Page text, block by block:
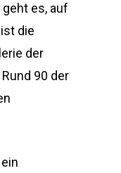
es, auf
die
der
90 der